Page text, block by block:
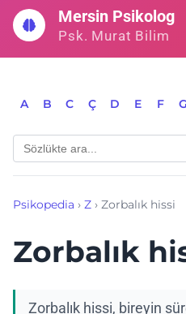
İçeriğe
geç
Mersin Psikolog
Psk. Murat Bilim
A B C Ç D E F G
Psikopedia › Z › Zorbalık hissi
Zorbalık
Zorbalık hissi, bireyin